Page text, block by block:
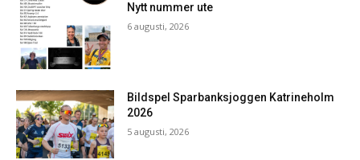
Nytt nummer ute
6 augusti, 2026
Bildspel Sparbanksjoggen Katrineholm
2026
5 augusti, 2026